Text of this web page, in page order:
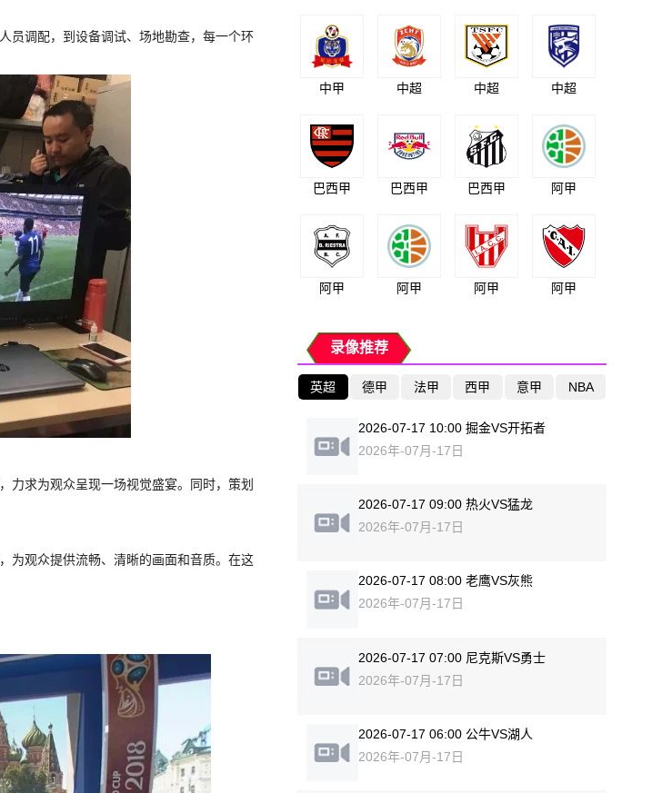
员调配，到设备调试、场地勘查，每一个环
力求为观众呈现一场视觉盛宴。同时，策划
为观众提供流畅、清晰的画面和音质。在这
中甲 中超 中超 中超
巴西甲 巴西甲 巴西甲 阿甲
阿甲 阿甲 阿甲 阿甲
录像推荐
英超 德甲 法甲 西甲 意甲 NBA
2026-07-17 10:00 掘金VS开拓者
2026年-07月-17日
2026-07-17 09:00 热火VS猛龙
2026年-07月-17日
2026-07-17 08:00 老鹰VS灰熊
2026年-07月-17日
2026-07-17 07:00 尼克斯VS勇士
2026年-07月-17日
2026-07-17 06:00 公牛VS湖人
2026年-07月-17日